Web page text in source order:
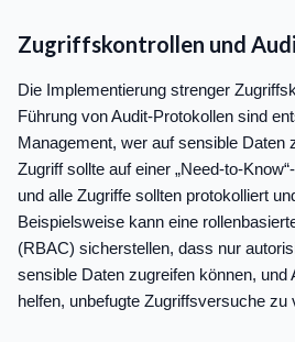
Zugriffskontrollen und
Die Implementierung strenger
Führung von Audit-Protokollen sind
Management, wer auf sensible Daten
Zugriff sollte auf einer „Need-to-
und alle Zugriffe sollten protokolliert
Beispielsweise kann eine
(RBAC) sicherstellen, dass nur
sensible Daten zugreifen können, und
helfen, unbefugte Zugriffsversuche zu